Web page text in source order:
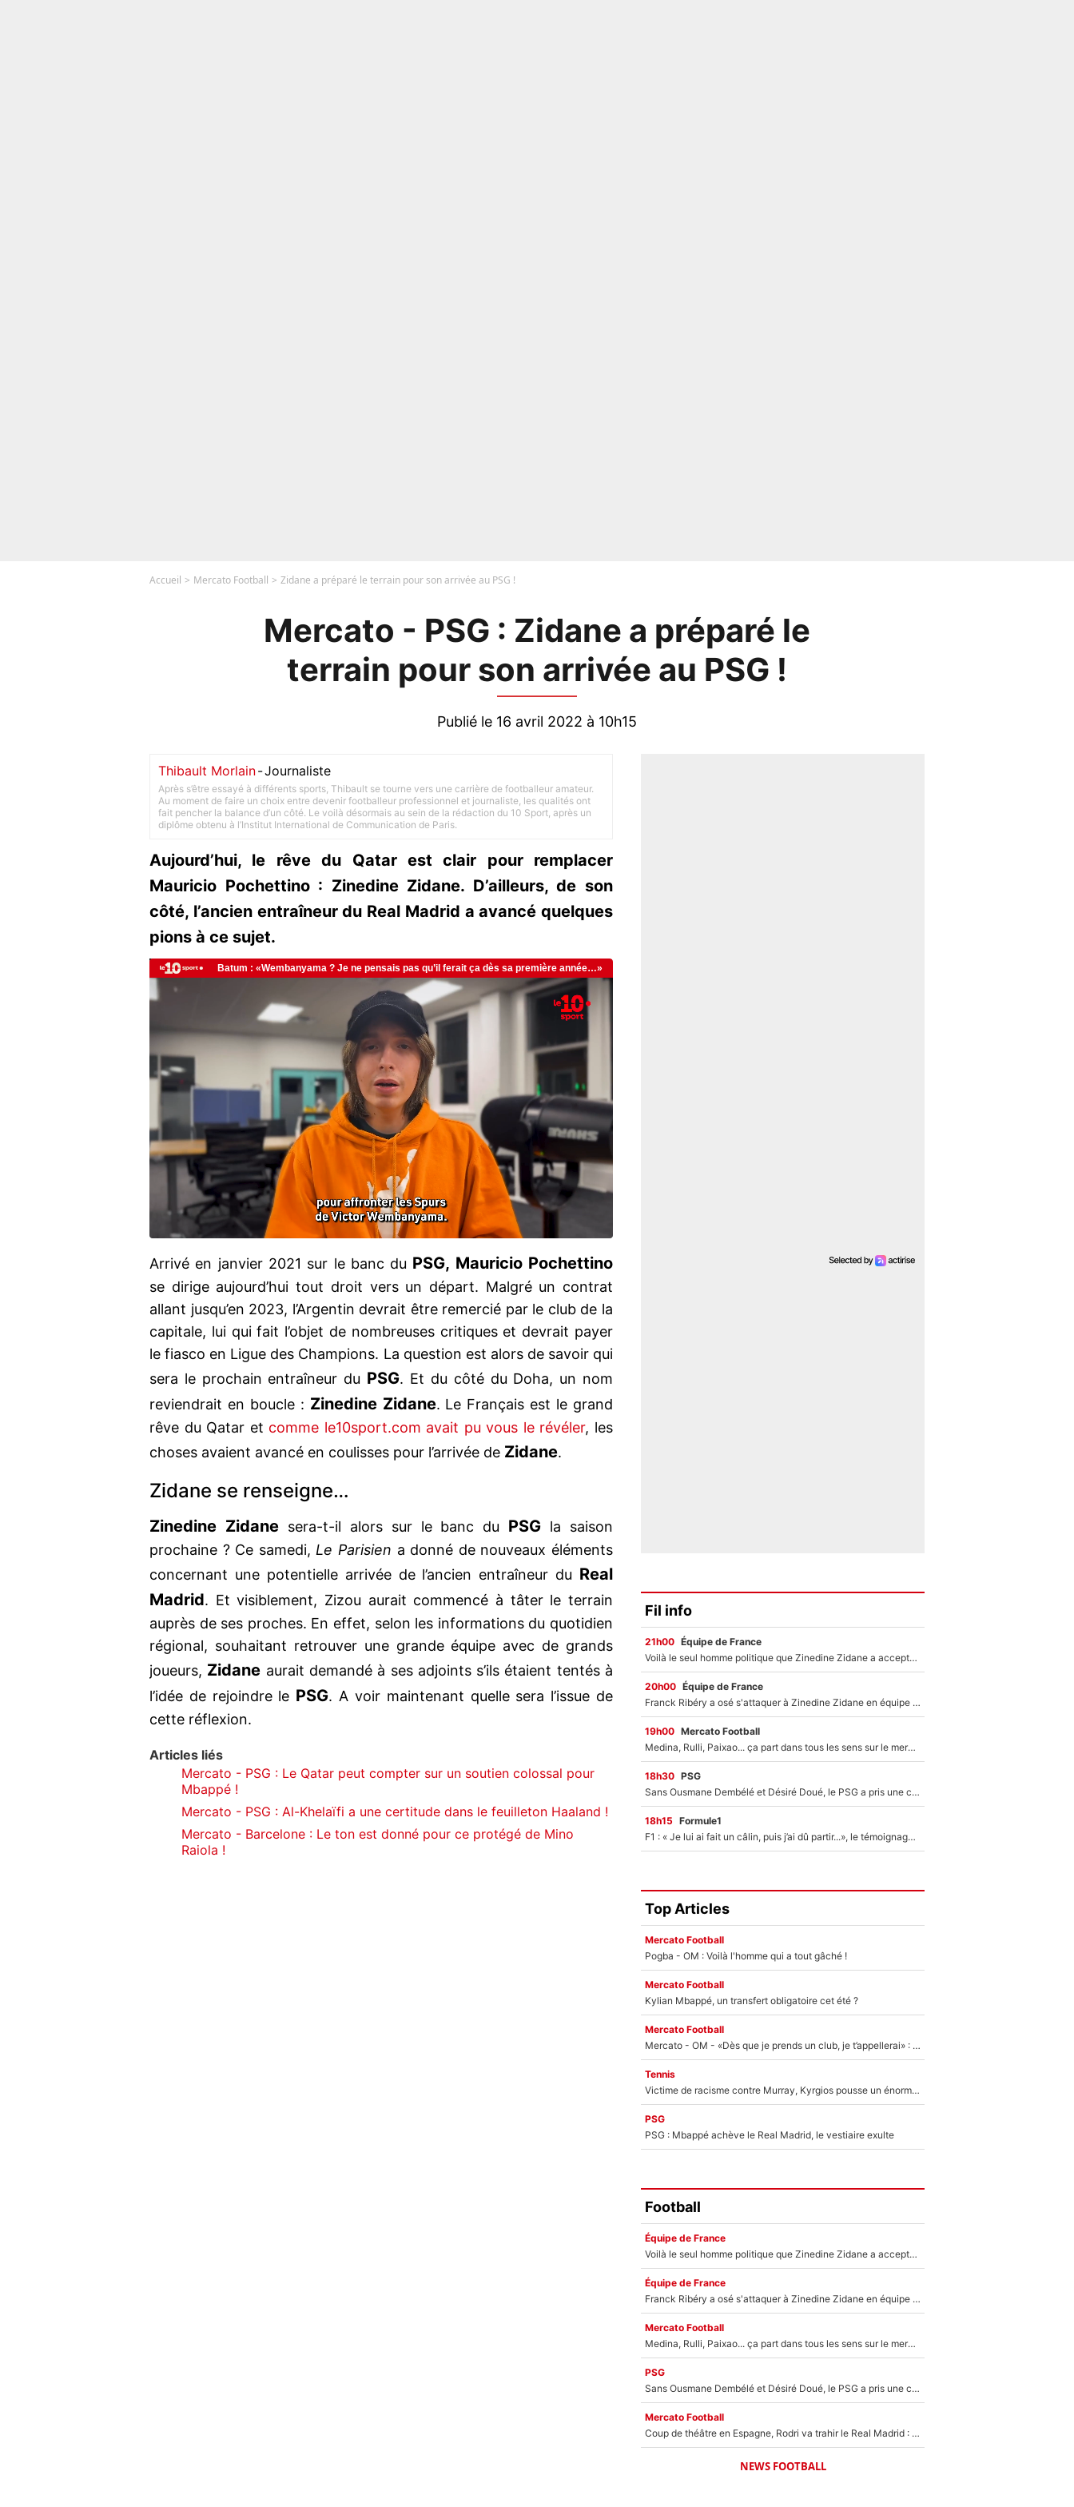
Accueil Mercato Football Zidane a préparé le terrain pour son arrivée au PSG !
Mercato - PSG : Zidane a préparé le
terrain pour son arrivée au PSG !
Publié le 16 avril 2022 à 10h15
Thibault Morlain-Journaliste
Après s’être essayé à différents sports, Thibault se tourne vers une carrière de footballeur amateur.
Au moment de faire un choix entre devenir footballeur professionnel et journaliste, les qualités ont
fait pencher la balance d’un côté. Le voilà désormais au sein de la rédaction du 10 Sport, après un
diplôme obtenu à l’Institut International de Communication de Paris.
Aujourd’hui, le rêve du Qatar est clair pour remplacer
Mauricio Pochettino : Zinedine Zidane. D’ailleurs, de son
côté, l’ancien entraîneur du Real Madrid a avancé quelques
pions à ce sujet.
Arrivé en janvier 2021 sur le banc du PSG, Mauricio Pochettino
se dirige aujourd’hui tout droit vers un départ. Malgré un contrat
allant jusqu’en 2023, l’Argentin devrait être remercié par le club de la
capitale, lui qui fait l’objet de nombreuses critiques et devrait payer
le fiasco en Ligue des Champions. La question est alors de savoir qui
sera le prochain entraîneur du PSG. Et du côté du Doha, un nom
reviendrait en boucle : Zinedine Zidane. Le Français est le grand
rêve du Qatar et comme le10sport.com avait pu vous le révéler, les
choses avaient avancé en coulisses pour l’arrivée de Zidane.
Zidane se renseigne…
Zinedine Zidanesera-t-il alors sur le banc du PSG la saison
prochaine ? Ce samedi,Le Parisien a donné de nouveaux éléments
concernant une potentielle arrivée de l’ancien entraîneur du Real
Madrid. Et visiblement, Zizou aurait commencé à tâter le terrain
auprès de ses proches. En effet, selon les informations du quotidien
régional, souhaitant retrouver une grande équipe avec de grands
joueurs, Zidane aurait demandé à ses adjoints s’ils étaient tentés à
l’idée de rejoindre le PSG. A voir maintenant quelle sera l’issue de
cette réflexion.
Articles liés
Mercato - PSG : Le Qatar peut compter sur un soutien colossal pour
Mbappé !
Mercato - PSG : Al-Khelaïfi a une certitude dans le feuilleton Haaland !
Mercato - Barcelone : Le ton est donné pour ce protégé de Mino
Raiola !
Fil info
21h00 Équipe de France
Voilà le seul homme politique que Zinedine Zidane a accepté dans son entourage : «Je garde un très bon souvenir de lui»
20h00 Équipe de France
Franck Ribéry a osé s'attaquer à Zinedine Zidane en équipe de France : «Je n'aurais jamais fait ça»
19h00 Mercato Football
Medina, Rulli, Paixao... ça part dans tous les sens sur le mercato de l'OM : Frank McCourt va enfin récupérer l'argent qu'il attend ?
18h30 PSG
Sans Ousmane Dembélé et Désiré Doué, le PSG a pris une correction face à Majorque : Luis Enrique attend avec impatience des renforts !
18h15 Formule1
F1 : « Je lui ai fait un câlin, puis j’ai dû partir...», le témoignage émouvant de Max Verstappen sur sa fille
Top Articles
Mercato Football
Pogba - OM : Voilà l'homme qui a tout gâché !
Mercato Football
Kylian Mbappé, un transfert obligatoire cet été ?
Mercato Football
Mercato - OM - «Dès que je prends un club, je t’appellerai» : La promesse de Marcelino au moment de claquer la porte
Tennis
Victime de racisme contre Murray, Kyrgios pousse un énorme coup de gueule !
PSG
PSG : Mbappé achève le Real Madrid, le vestiaire exulte
Football
Équipe de France
Voilà le seul homme politique que Zinedine Zidane a accepté dans son entourage : «Je garde un très bon souvenir de lui»
Équipe de France
Franck Ribéry a osé s'attaquer à Zinedine Zidane en équipe de France : «Je n'aurais jamais fait ça»
Mercato Football
Medina, Rulli, Paixao... ça part dans tous les sens sur le mercato de l'OM : Frank McCourt va enfin récupérer l'argent qu'il attend ?
PSG
Sans Ousmane Dembélé et Désiré Doué, le PSG a pris une correction face à Majorque : Luis Enrique attend avec impatience des renforts !
Mercato Football
Coup de théâtre en Espagne, Rodri va trahir le Real Madrid : Le Ballon d'Or a choisi de signer au FC Barcelone !
NEWS FOOTBALL